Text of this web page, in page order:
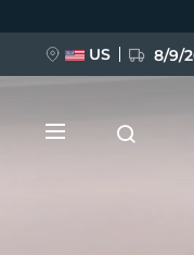
US 8/9/